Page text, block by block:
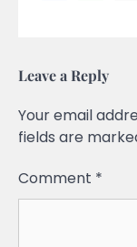
Leave a Reply
Your email
fields are
Comment *